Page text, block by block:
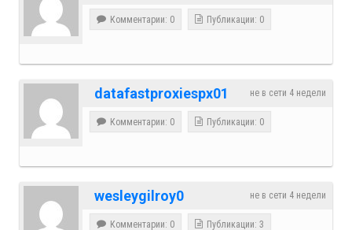
Комментарии: 0 Публикации: 0
не в сети 4 недели
datafastproxiespx01
Комментарии: 0 Публикации: 0
не в сети 4 недели
wesleygilroy0
Комментарии: 0 Публикации: 3